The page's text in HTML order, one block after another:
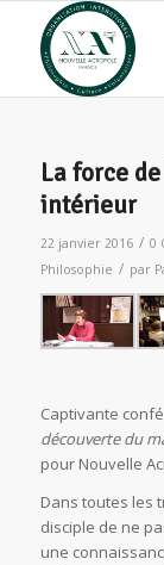
La force
intérieur
22 janvier 2016 / 0
Philosophie / par
Captivante
découverte du
pour Nouvelle
Dans toutes les
disciple de ne
une